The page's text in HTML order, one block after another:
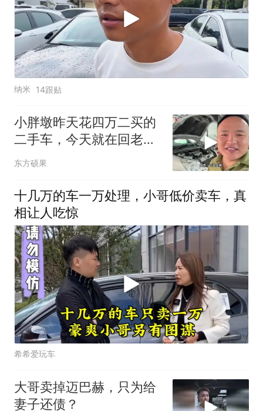
纳米 14跟贴
小胖墩昨天花四万二买的
二手车，今天就在回老挝
的路上趴窝了！
东方硕果
十几万的车一万处理，小哥低价卖车，真
相让人吃惊
希希爱玩车
大哥卖掉迈巴赫，只为给
妻子还债？